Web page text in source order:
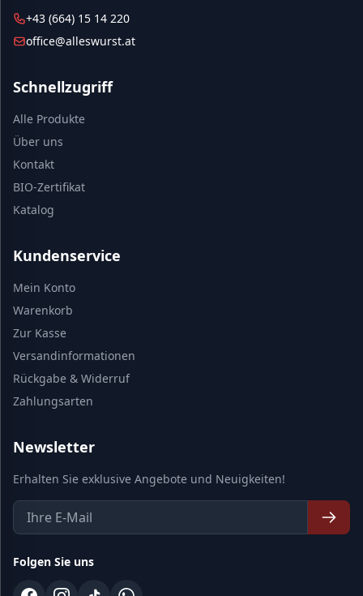
+43 (664) 15 14 220
office@alleswurst.at
Schnellzugriff
Alle Produkte
Über uns
Kontakt
BIO-Zertifikat
Katalog
Kundenservice
Mein Konto
Warenkorb
Zur Kasse
Versandinformationen
Rückgabe & Widerruf
Zahlungsarten
Newsletter
Erhalten Sie exklusive Angebote und Neuigkeiten!
Folgen Sie uns